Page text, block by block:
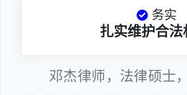
务实
扎实维护合法
邓杰律师，法律硕士